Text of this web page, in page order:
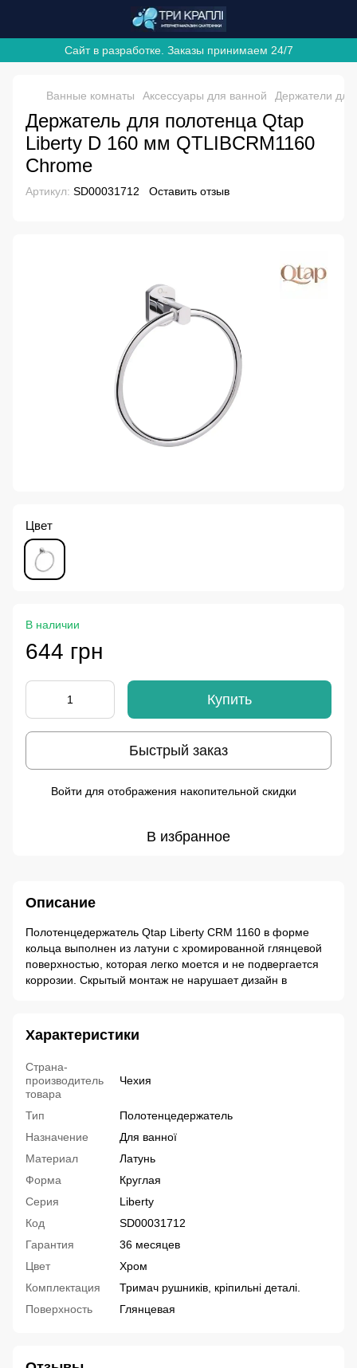
Сайт в разработке. Заказы принимаем 24/7
Ванные комнаты Аксессуары для ванной Держатели
Держатель для полотенца Qtap
Liberty D 160 мм QTLIBCRM1160
Chrome
Артикул: SD00031712 Оставить отзыв
Цвет
В наличии
644 грн
Купить
Быстрый заказ
Войти для отображения накопительной скидки
В избранное
Описание
Полотенцедержатель Qtap Liberty CRM 1160 в форме
кольца выполнен из латуни с хромированной глянцевой
поверхностью, которая легко моется и не подвергается
коррозии. Скрытый монтаж не нарушает дизайн в
Характеристики
Страна-
производитель
товара
Чехия
Тип
Полотенцедержатель
Назначение
Для ванної
Материал
Латунь
Форма
Круглая
Серия
Liberty
Код
SD00031712
Гарантия
36 месяцев
Цвет
Хром
Комплектация
Тримач рушників, кріпильні деталі.
Поверхность
Глянцевая